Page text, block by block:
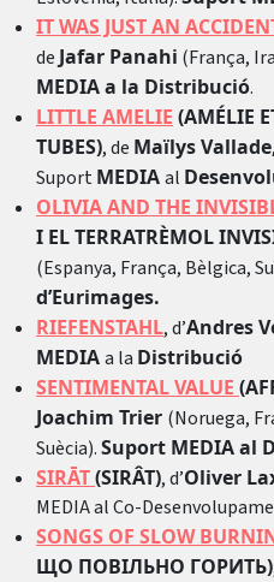
IT WAS JUST AN
de Jafar Panahi (França,
MEDIA a la Distribució.
LITTLE AMELIE (AMÉLIE
TUBES), de Maïlys
SuportMEDIAal
OLIVIA AND THE
I EL TERRATRÈMOL
(Espanya, França, Bèlgica,
d’Eurimages.
RIEFENSTAHL, d’Andres
MEDIAa la Distribució
SENTIMENTAL VALUE
Joachim Trier (Noruega,
Suècia).Suport MEDIA al
SIRĀT(SIRÂT), d’Oliver
MEDIA al Co-
SONGS OF SLOW
ЩО ПОВІЛЬНО ГОРИТЬ)